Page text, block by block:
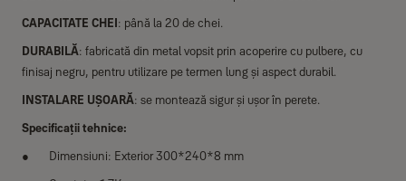
CAPACITATE CHEI: până la 20 de chei.
DURABILĂ: fabricată din metal vopsit prin acoperire cu pulbere, cu
finisaj negru, pentru utilizare pe termen lung și aspect durabil.
INSTALARE UȘOARĂ: se montează sigur și ușor în perete.
Specificații tehnice:
Dimensiuni: Exterior 300*240*8 mm